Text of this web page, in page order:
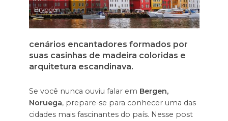
Bryggen
cenários encantadores formados por
suas casinhas de madeira coloridas e
arquitetura escandinava.
Se você nunca ouviu falar em Bergen,
Noruega, prepare-se para conhecer uma das
cidades mais fascinantes do país. Nesse post